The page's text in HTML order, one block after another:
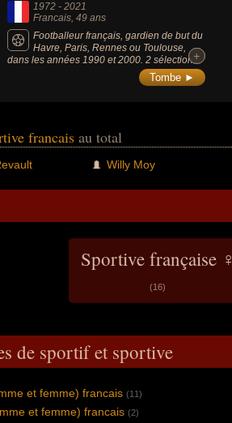
1972 - 2021
Francais, 49 ans
Footballeur français, gardien de but du
Havre, Paris, Rennes ou Toulouse,
dans les années 1990 et 2000. 2 sélections
en équipe de France A' (entre 1995 et 1996),
3 fois champion de France de Division 2,
+
+
Tombe ►
francais au total
Willy Moy
Sportive française ♀
(16)
de sportif et sportive
et femme) francais (11)
et femme) francais (2)